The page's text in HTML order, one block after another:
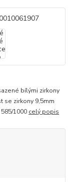
bílými zirkony
se zirkony 9,5mm
1000 celý popis